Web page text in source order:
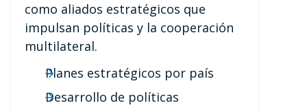
como aliados estratégicos que
impulsan políticas y la cooperación
multilateral.
Planes estratégicos por país
Desarrollo de políticas